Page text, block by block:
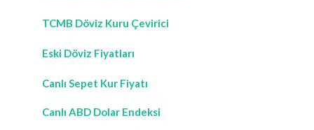
TCMB Döviz Kuru Çevirici
Eski Döviz Fiyatları
Canlı Sepet Kur Fiyatı
Canlı ABD Dolar Endeksi